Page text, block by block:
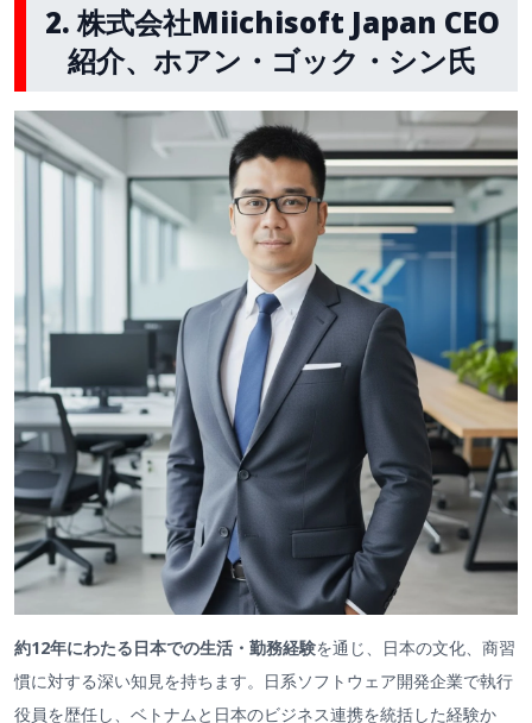
2. 株式会社Miichisoft Japan CEO
紹介、ホアン・ゴック・シン氏
約12年にわたる日本での生活・勤務経験を通じ、日本の文化、商習
慣に対する深い知見を持ちます。日系ソフトウェア開発企業で執行
役員を歴任し、ベトナムと日本のビジネス連携を統括した経験か